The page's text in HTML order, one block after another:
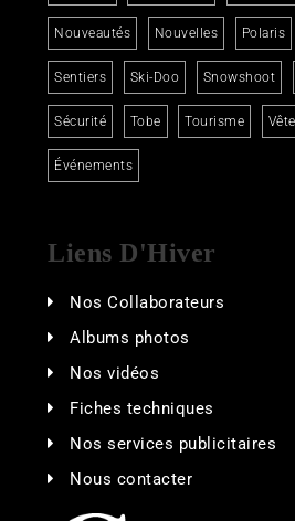
Nouveautés Nouvelles Polaris
Sentiers Ski-Doo Snowshoot
Sécurité Tobe Tourisme
Événements
Liens D'Hiver
Nos Collaborateurs
Albums photos
Nos vidéos
Fiches techniques
Nos services publicitaires
Nous contacter